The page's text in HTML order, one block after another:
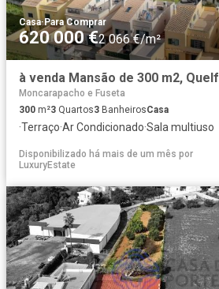
Casa· Para Comprar
620 000 €2 066 €/m²
à venda Mansão de 300 m2,
Moncarapacho e Fuseta
300 m²3 Quartos3 BanheirosCasa
·Terraço·Ar Condicionado·Sala multiuso
Disponibilizado há mais de um mês por
LuxuryEstate